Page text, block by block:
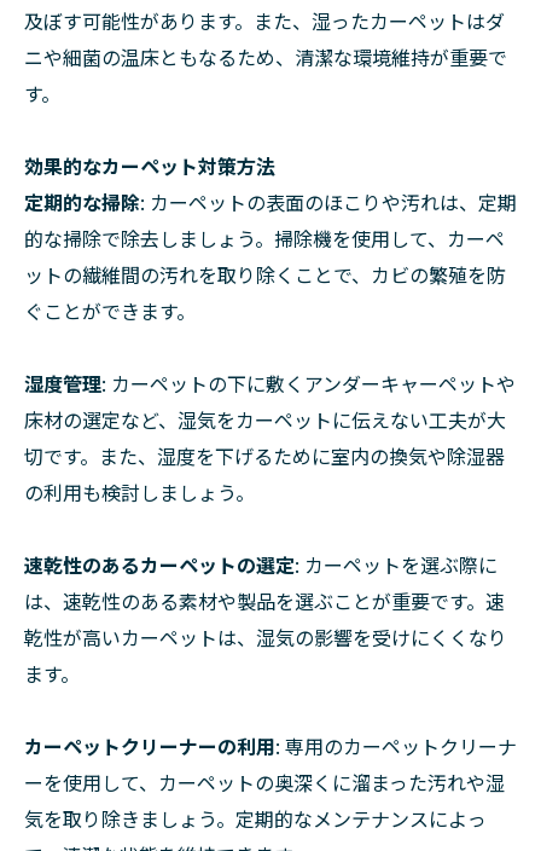
及ぼす可能性があります。また、湿ったカーペットはダ
ニや細菌の温床ともなるため、清潔な環境維持が重要で
す。
効果的なカーペット対策方法
定期的な掃除: カーペットの表面のほこりや汚れは、定期
的な掃除で除去しましょう。掃除機を使用して、カーペ
ットの繊維間の汚れを取り除くことで、カビの繁殖を防
ぐことができます。
湿度管理: カーペットの下に敷くアンダーキャーペットや
床材の選定など、湿気をカーペットに伝えない工夫が大
切です。また、湿度を下げるために室内の換気や除湿器
の利用も検討しましょう。
速乾性のあるカーペットの選定: カーペットを選ぶ際に
は、速乾性のある素材や製品を選ぶことが重要です。速
乾性が高いカーペットは、湿気の影響を受けにくくなり
ます。
カーペットクリーナーの利用: 専用のカーペットクリーナ
ーを使用して、カーペットの奥深くに溜まった汚れや湿
気を取り除きましょう。定期的なメンテナンスによっ